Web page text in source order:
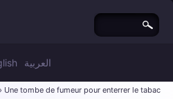
العربية
Une tombe de fumeur pour enterrer le tabac